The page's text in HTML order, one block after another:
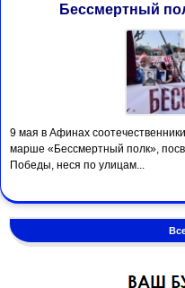
Бессмертный
9 мая в Афинах
марше «Бессмертный полк»,
Победы, неся по улицам...